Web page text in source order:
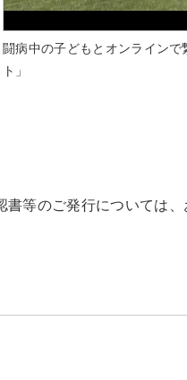
闘病中の子どもとオンライン
ト」
等のご発行については